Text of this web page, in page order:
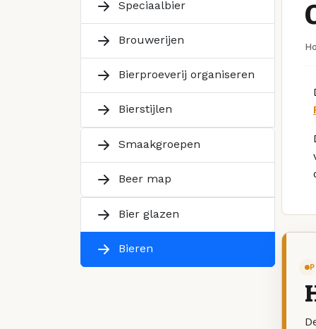
Speciaalbier
Brouwerijen
Bierproeverij organiseren
Bierstijlen
Smaakgroepen
Beer map
Bier glazen
Bieren